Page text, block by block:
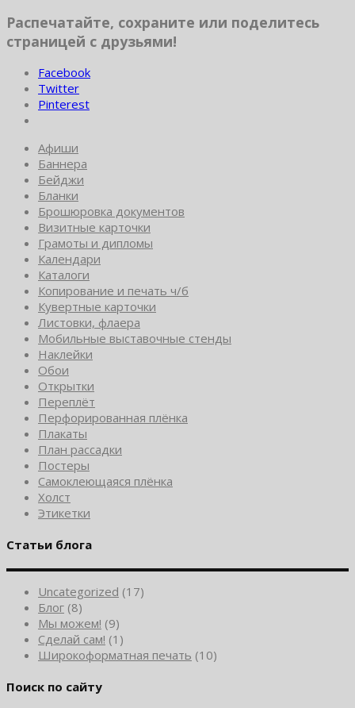
Распечатайте, сохраните или поделитесь
страницей с друзьями!
Facebook
Twitter
Pinterest
Афиши
Баннера
Бейджи
Бланки
Брошюровка документов
Визитные карточки
Грамоты и дипломы
Календари
Каталоги
Копирование и печать ч/б
Кувертные карточки
Листовки, флаера
Мобильные выставочные стенды
Наклейки
Обои
Открытки
Переплёт
Перфорированная плёнка
Плакаты
План рассадки
Постеры
Самоклеющаяся плёнка
Холст
Этикетки
Статьи блога
Uncategorized (17)
Блог (8)
Мы можем! (9)
Сделай сам! (1)
Широкоформатная печать (10)
Поиск по сайту